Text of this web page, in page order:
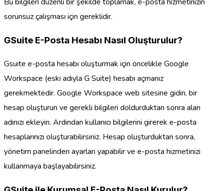
sorunsuz çalışması için gereklidir.
GSuite E-Posta Hesabı Nasıl Oluşturulur?
Gsuite e-posta hesabı oluşturmak için öncelikle Google
Workspace (eski adıyla G Suite) hesabı açmanız
gerekmektedir. Google Workspace web sitesine gidin, bir
hesap oluşturun ve gerekli bilgileri doldurduktan sonra alan
adınızı ekleyin. Ardından kullanıcı bilgilerini girerek e-posta
hesaplarınızı oluşturabilirsiniz. Hesap oluşturduktan sonra,
yönetim panelinden ayarları yapabilir ve e-posta hizmetinizi
kullanmaya başlayabilirsiniz.